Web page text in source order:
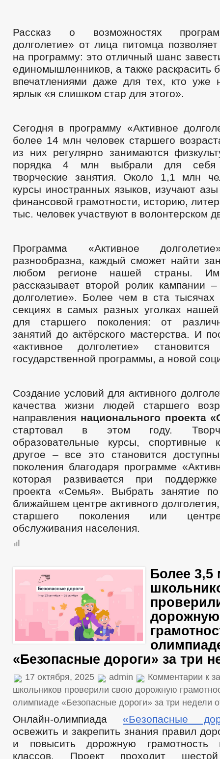
Рассказ о возможностях
долголетие» от лица питомца позволяет
на программу: это отличный шанс
единомышленников, а также раскрасить
впечатлениями даже для тех, кто уже
ярлык «я слишком стар для этого».
Сегодня в программу «Активное
более 14 млн человек старшего
из них регулярно занимаются
порядка 4 млн выбрали для себя
творческие занятия. Около 1,1 млн
курсы иностранных языков, изучают
финансовой грамотности, историю,
тыс. человек участвуют в волонтерском
Программа «Активное
разнообразна, каждый сможет найти
любом регионе нашей страны.
рассказывает второй ролик кампании
долголетие». Более чем в ста тысячах
секциях в самых разных уголках
для старшего поколения: от
занятий до актёрского мастерства. И
«активное долголетие»
государственной программы, а новой
Создание условий для активного
качества жизни людей старшего
направления национального проекта
стартовал в этом году.
образовательные курсы, спортивные
другое – все это становится
поколения благодаря программе
которая развивается при
проекта «Семья». Выбрать занятие
ближайшем центре активного
старшего поколения или
обслуживания населения.
Более 3,5
дорожную
«Безопасные дороги» за три
17 октября, 2025 admin Комментарии к
школьников проверили свою дорожную
олимпиаде «Безопасные дороги» за три недели
Онлайн-олимпиада «Безопасные
освежить и закрепить знания правил
и повысить дорожную грамотность
классов. Проект проходит